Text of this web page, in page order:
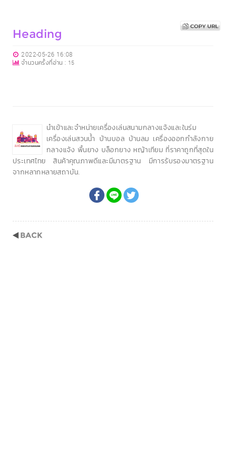
Heading
2022-05-26 16:08
จำนวนครั้งที่อ่าน : 15
นำเข้าและจำหน่ายเครื่องเล่นสนามกลางแจ้งและในร่ม
เครื่องเล่นสวนน้ำ บ้านบอล บ้านลม เครื่องออกกำลังกาย
กลางแจ้ง พื้นยาง บล็อกยาง หญ้าเทียม ที่ราคาถูกที่สุดใน
ประเทศไทย สินค้าคุณภาพดีและมีมาตรฐาน มีการรับรองมาตรฐาน
จากหลากหลายสถาบัน.